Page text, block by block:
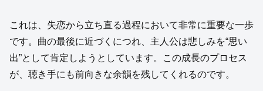
これは、失恋から立ち直る過程において非常に重要な一歩
です。曲の最後に近づくにつれ、主人公は悲しみを“思い
出”として肯定しようとしています。この成長のプロセス
が、聴き手にも前向きな余韻を残してくれるのです。